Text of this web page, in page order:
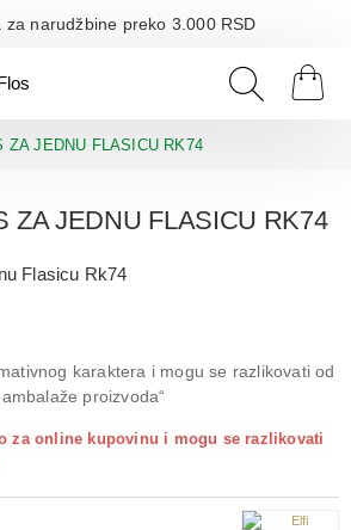
za narudžbine preko 3.000 RSD
ZA JEDNU FLASICU RK74
ZA JEDNU FLASICU RK74
karaktera i mogu se razlikovati od
ambalaže proizvoda“
za online kupovinu i mogu se razlikovati